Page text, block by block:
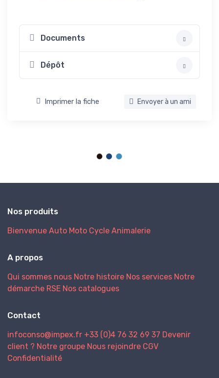
Documents
Dépôt
Imprimer la fiche Envoyer à un ami
Nos produits
Bienvenue Auto Moto Cycle Animalerie
A propos
Qui sommes nous Notre histoire Nos services Notre
démarche RSE Nos catalogues
Contact
infoconso@impex.fr +33 (0)4 76 32 69 37 Devenir
client ? Notre groupe Nous rejoindre CGV
Confidentialité